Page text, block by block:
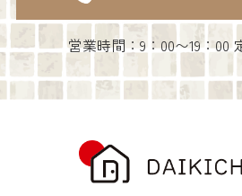
営業時間：9：00〜19：00